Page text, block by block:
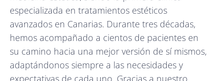
especializada en tratamientos estéticos
avanzados en Canarias. Durante tres décadas,
hemos acompañado a cientos de pacientes en
su camino hacia una mejor versión de sí mismos,
adaptándonos siempre a las necesidades y